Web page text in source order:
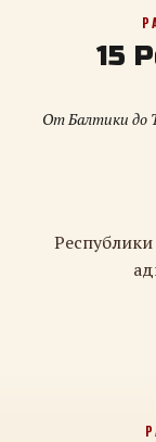
15
От Балтики до